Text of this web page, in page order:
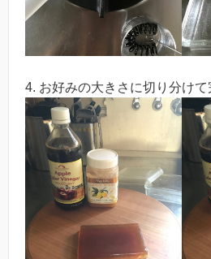
4. お好みの大きさに切り分けて